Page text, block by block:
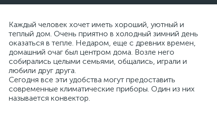
Каждый человек хочет иметь хороший, уютный и
теплый дом. Очень приятно в холодный зимний день
оказаться в тепле. Недаром, еще с древних времен,
домашний очаг был центром дома. Возле него
собирались целыми семьями, общались, играли и
любили друг друга.
Сегодня все эти удобства могут предоставить
современные климатические приборы. Один из них
называется конвектор.